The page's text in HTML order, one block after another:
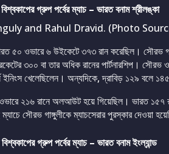
গ্রুপ পর্বের ম্যাচ – ভারত বনাম শ্রীলঙ্কা
and Rahul Dravid. (Photo
৫০ ওভারে ৬ উইকেটে ৩৭৩ রান করেছিল। সৌরভ
৩০০ বা তার অধিক রানের পার্টনারশিপ।
ইনিংস খেলেছিলেন। অন্যদিকে, দ্রাবিড় ১২৯ বলে
২১৬ রানে অলআউট হয়ে গিয়েছিল। ভারত ১৫৭
সৌরভ গাঙ্গুলীকে ম্যাচসেরার পুরস্কার দেওয়া
গ্রুপ পর্বের ম্যাচ – ভারত বনাম ইংল্যান্ড